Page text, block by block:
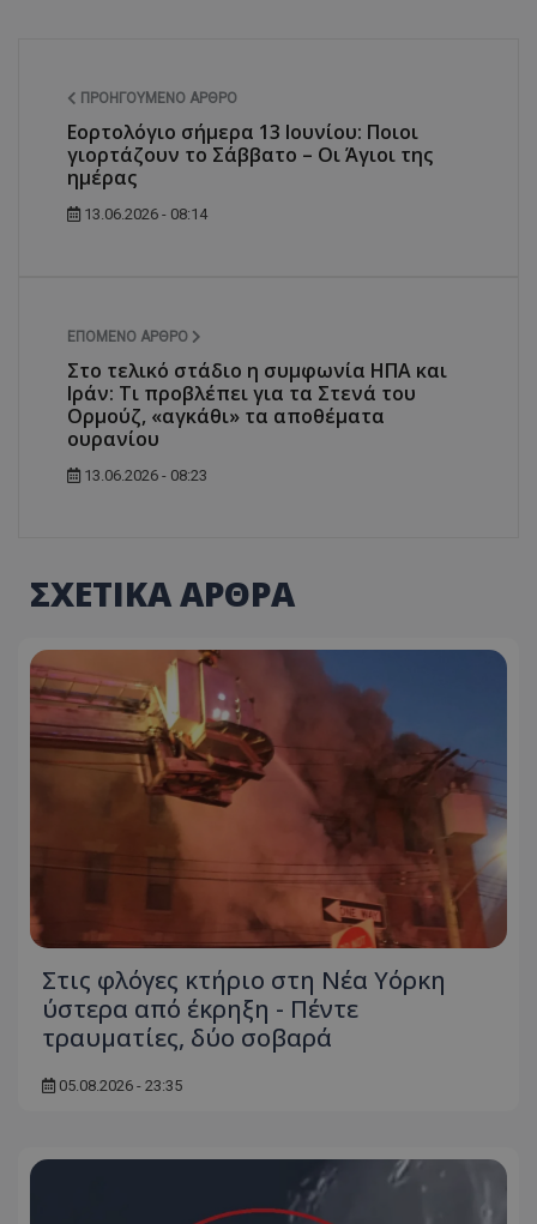
ΠΡΟΗΓΟΎΜΕΝΟ ΆΡΘΡΟ
Εορτολόγιο σήμερα 13 Ιουνίου: Ποιοι
γιορτάζουν το Σάββατο – Οι Άγιοι της
ημέρας
13.06.2026 - 08:14
ΕΠΌΜΕΝΟ ΆΡΘΡΟ
Στο τελικό στάδιο η συμφωνία ΗΠΑ και
Ιράν: Τι προβλέπει για τα Στενά του
Ορμούζ, «αγκάθι» τα αποθέματα
ουρανίου
13.06.2026 - 08:23
ΣΧΕΤΙΚΑ ΑΡΘΡΑ
Στις φλόγες κτήριο στη Νέα Υόρκη
ύστερα από έκρηξη - Πέντε
τραυματίες, δύο σοβαρά
05.08.2026 - 23:35